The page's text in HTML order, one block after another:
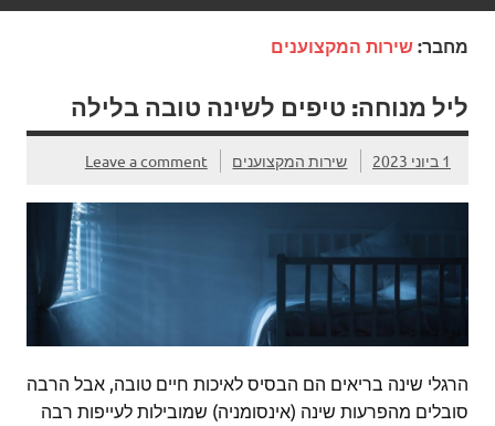
מחבר:שירות המקצוענים
ליל מנוחה: טיפים לשינה טובה בלילה
1 ביוני 2023 שירות המקצוענים Leave a comment
הרגלי שינה בריאים הם הבסיס לאיכות חיים טובה, אבל הרבה
סובלים מהפרעות שינה (אינסומניה) שמובילות לעייפות רבה